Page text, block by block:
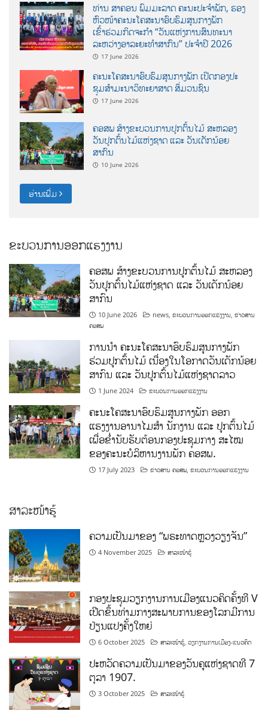
ທ່ານ ສາຄອນ ພົມມະລາດ ຄະນະປະຈໍາພັກ, ຮອງ
ຫົວໜ້າຄະນະໂຄສະນາອົບຮົມສູນກາງພັກ
ເຂົ້າຮ່ວມກິດຈະກຳ “ວັນແຫ່ງການສົນທະນາ
ລະຫວ່າງອາລະຍະທຳສາກົນ” ປະຈຳປີ 2026
17 June 2026
ຄະນະໂຄສະນາອົບຮົມສູນກາງພັກ ເປີດກອງປະ
ຊຸມສຳມະນາວິທະຍາສາດ ສຶ່ມວນຊົນ
17 June 2026
ຄອສພ ສ້າງຂະບວນການປູກຕົ້ນໄມ້ ສະຫລອງ
ວັນປູກຕົ້ນໄມ້ແຫ່ງຊາດ ແລະ ວັນເດັກນ້ອຍ
ສາກົນ
10 June 2026
ອ່ານເພີ່ມ
ຂະບວນການອອກແຮງງານ
ຄອສພ ສ້າງຂະບວນການປູກຕົ້ນໄມ້ ສະຫລອງ
ວັນປູກຕົ້ນໄມ້ແຫ່ງຊາດ ແລະ ວັນເດັກນ້ອຍ
ສາກົນ
10 June 2026 news ,ຂະບວນການອອກແຮງງານ ,ຂ່າວສານ
ຄອສພ
ການນໍາ ຄະນະໂຄສະນາອົບຮົມສູນກາງພັກ
ຮ່ວມປູກຕົ້ນໄມ້ ເນື່ອງໃນໂອກາດວັນເດັກນ້ອຍ
ສາກົນ ແລະ ວັນປູກຕົ້ນໄມ້ແຫ່ງຊາດລາວ
1 June 2024 ຂະບວນການອອກແຮງງານ
ຄະນະໂຄສະນາອົບຮົມສູນກາງພັກ ອອກ
ແຮງງານອານາໄມສໍາ ນັກງານ ແລະ ປູກຕົ້ນໄມ້
ເພື່ອຂໍ່ານັບຮັບຕ້ອນກອງປະຊຸມກາງ ສະໄໝ
ຂອງຄະນະບໍລິຫານງານພັກ ຄອສພ.
17 July 2023 ຂ່າວສານ ຄອສພ ,ຂະບວນການອອກແຮງງານ
ສາລະໜ້າຮູ້
ຄວາມເປັນມາຂອງ “ພຣະທາດຫຼວງວຽງຈັນ”
4 November 2025 ສາລະໜ້າຮູ້
ກອງປະຊຸມວຽກງານການເມືອງແນວຄິດຄັ້ງທີ V
ເປີດຂຶ້ນທ່າມກາງສະພາບການຂອງໂລກມີການ
ປ່ຽນແປງຄັ້ງໃຫຍ່
6 October 2025 ສາລະໜ້າຮູ້ ,ວຽກງານການເມືອງ-ແນວຄິດ
ປະຫວັດຄວາມເປັນມາຂອງວັນຄູແຫ່ງຊາດທີ 7
ຕຸລາ 1907.
3 October 2025 ສາລະໜ້າຮູ້